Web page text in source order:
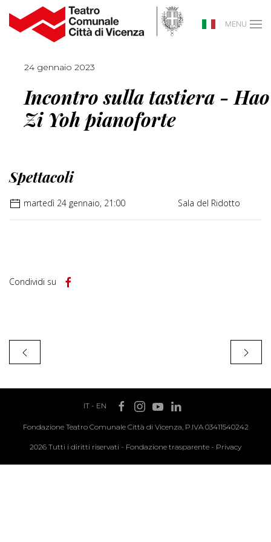
MENU
24 gennaio 2023
Incontro sulla tastiera - Hao
Zi Yoh pianoforte
Spettacoli
martedì 24 gennaio, 21:00 Sala del Ridotto
Condividi su
IT- EN
Fondazione Teatro Comunale Città di Vicenza, P.IVA 03411540242
2026 Tutti i diritti riservati - Fondazione trasparente - Privacy